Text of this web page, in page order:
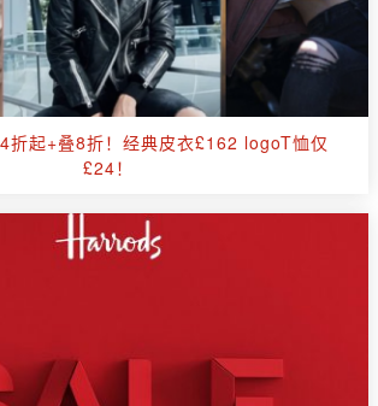
折起+叠8折！经典皮衣£162 logoT恤仅
£24！